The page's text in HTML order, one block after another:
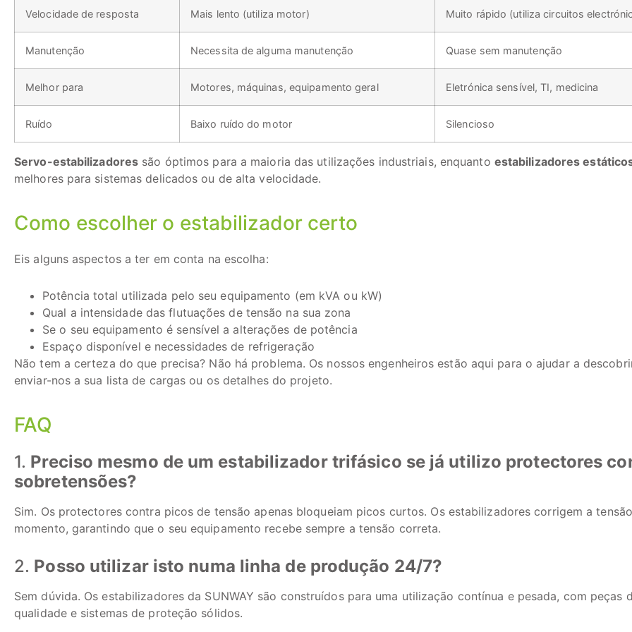
Velocidade de resposta Mais lento (utiliza motor) Muito rápido (utiliza circuitos
Manutenção Necessita de alguma manutenção Quase sem manutenção
Melhor para Motores, máquinas, equipamento geral Eletrónica sensível, TI, medicina
Ruído Baixo ruído do motor Silencioso
Servo-estabilizadores são óptimos para a maioria das utilizações industriais, enquanto estabilizadores
melhores para sistemas delicados ou de alta velocidade.
Como escolher o estabilizador certo
Eis alguns aspectos a ter em conta na escolha:
Potência total utilizada pelo seu equipamento (em kVA ou kW)
Qual a intensidade das flutuações de tensão na sua zona
Se o seu equipamento é sensível a alterações de potência
Espaço disponível e necessidades de refrigeração
Não tem a certeza do que precisa? Não há problema. Os nossos engenheiros estão aqui para o ajudar a
enviar-nos a sua lista de cargas ou os detalhes do projeto.
FAQ
1. Preciso mesmo de um estabilizador trifásico se já utilizo protectores
sobretensões?
Sim. Os protectores contra picos de tensão apenas bloqueiam picos curtos. Os estabilizadores corrigem a
momento, garantindo que o seu equipamento recebe sempre a tensão correta.
2. Posso utilizar isto numa linha de produção 24/7?
Sem dúvida. Os estabilizadores da SUNWAY são construídos para uma utilização contínua e pesada, com peças
qualidade e sistemas de proteção sólidos.